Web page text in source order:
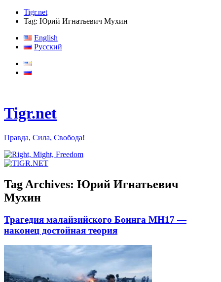
Tigr.net
Tag: Юрий Игнатьевич Мухин
English
Русский
Tigr.net
Правда, Сила, Свобода!
Tag Archives: Юрий Игнатьевич
Мухин
Трагедия малайзийского Боинга MH17 —
наконец достойная теория